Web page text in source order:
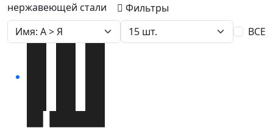
нержавеющей стали
Фильтры
ВСЕ